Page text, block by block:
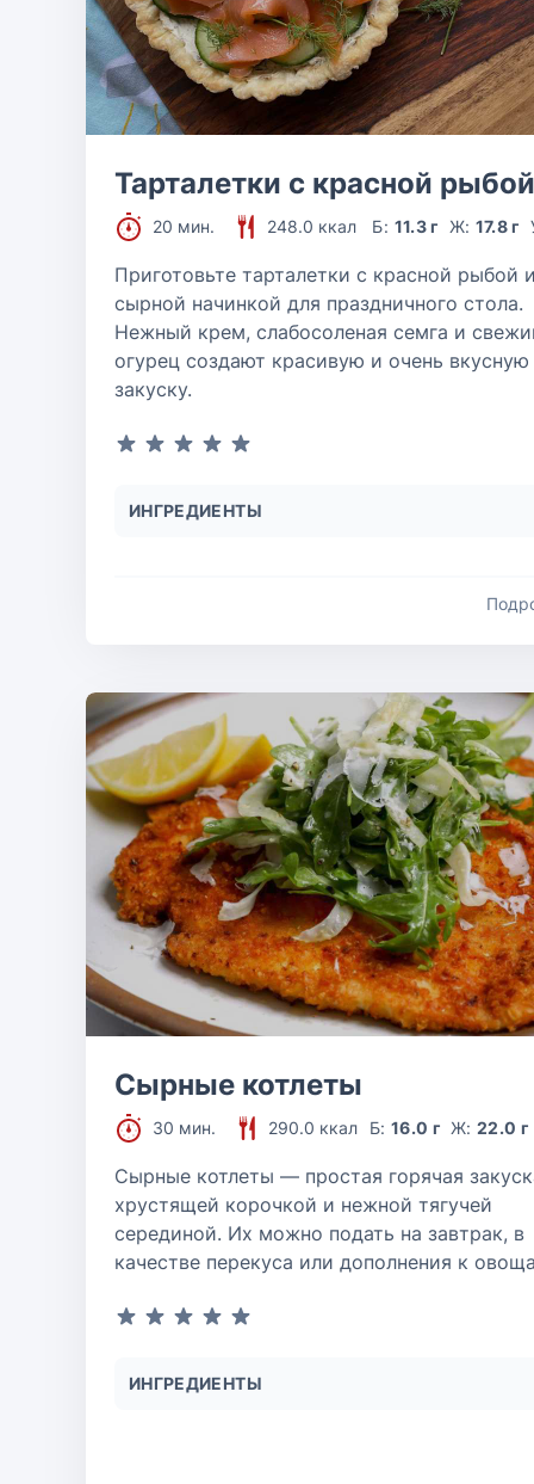
Тарталетки с красной рыбой
20 мин. 248.0 ккал Б: 11.3 г Ж: 17.8 г
Приготовьте тарталетки с красной рыбой
сырной начинкой для праздничного стола.
Нежный крем, слабосоленая семга и
огурец создают красивую и очень вкусную
закуску.
ИНГРЕДИЕНТЫ
Сырные котлеты
30 мин. 290.0 ккал Б: 16.0 г Ж:22.0 г
Сырные котлеты — простая горячая
хрустящей корочкой и нежной тягучей
серединой. Их можно подать на завтрак, в
качестве перекуса или дополнения к
ИНГРЕДИЕНТЫ